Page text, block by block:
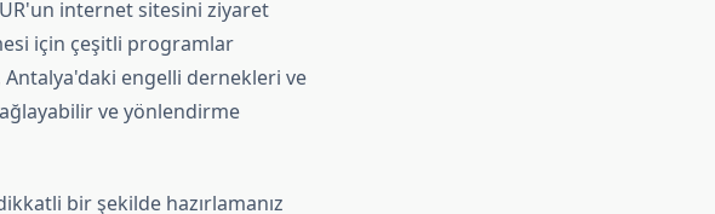
internet sitesini ziyaret
için çeşitli programlar
engelli dernekleri ve
ve yönlendirme
bir şekilde hazırlamanız